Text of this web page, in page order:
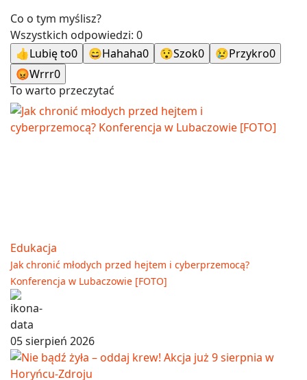
Co o tym myślisz?
Wszystkich odpowiedzi: 0
👍Lubię to0 😄Hahaha0 😯Szok0 😢Przykro0
😡Wrrr0
To warto przeczytać
Edukacja
Jak chronić młodych przed hejtem i cyberprzemocą?
Konferencja w Lubaczowie [FOTO]
05 sierpień 2026